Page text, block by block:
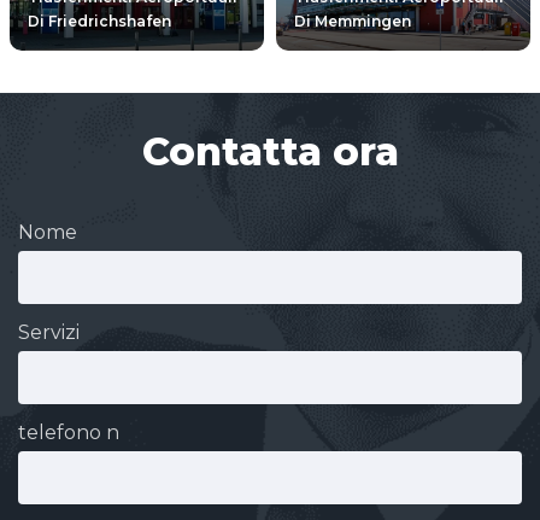
Di Friedrichshafen
Di Memmingen
Contatta ora
Nome
Servizi
telefono n